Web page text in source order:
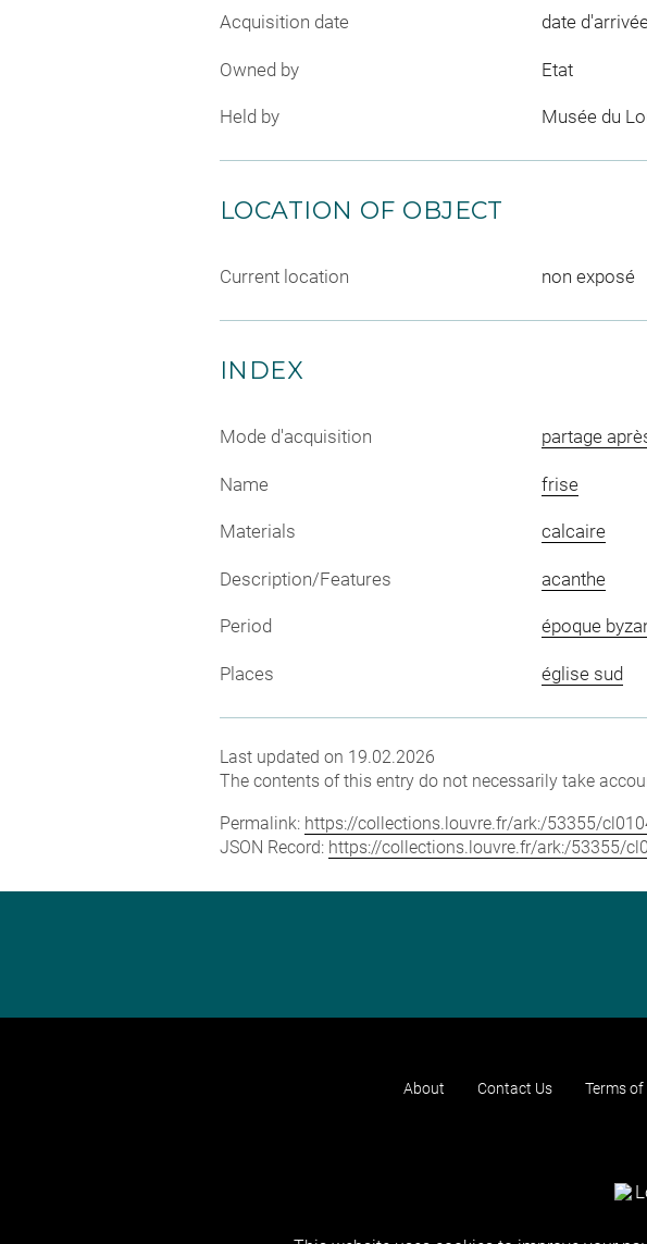
Acquisition date date
Owned by Etat
Held by Musée du
LOCATION OF OBJECT
Current location non exposé
INDEX
Mode d'acquisition partage
Name frise
Materials calcaire
Description/Features acanthe
Period époque
Places église sud
Last updated on 19.02.2026
The contents of this entry do not necessarily take
Permalink: https://collections.louvre.fr/ark:/53355/
JSON Record: https://collections.louvre.fr/ark:/53355/
About Contact Us Terms of